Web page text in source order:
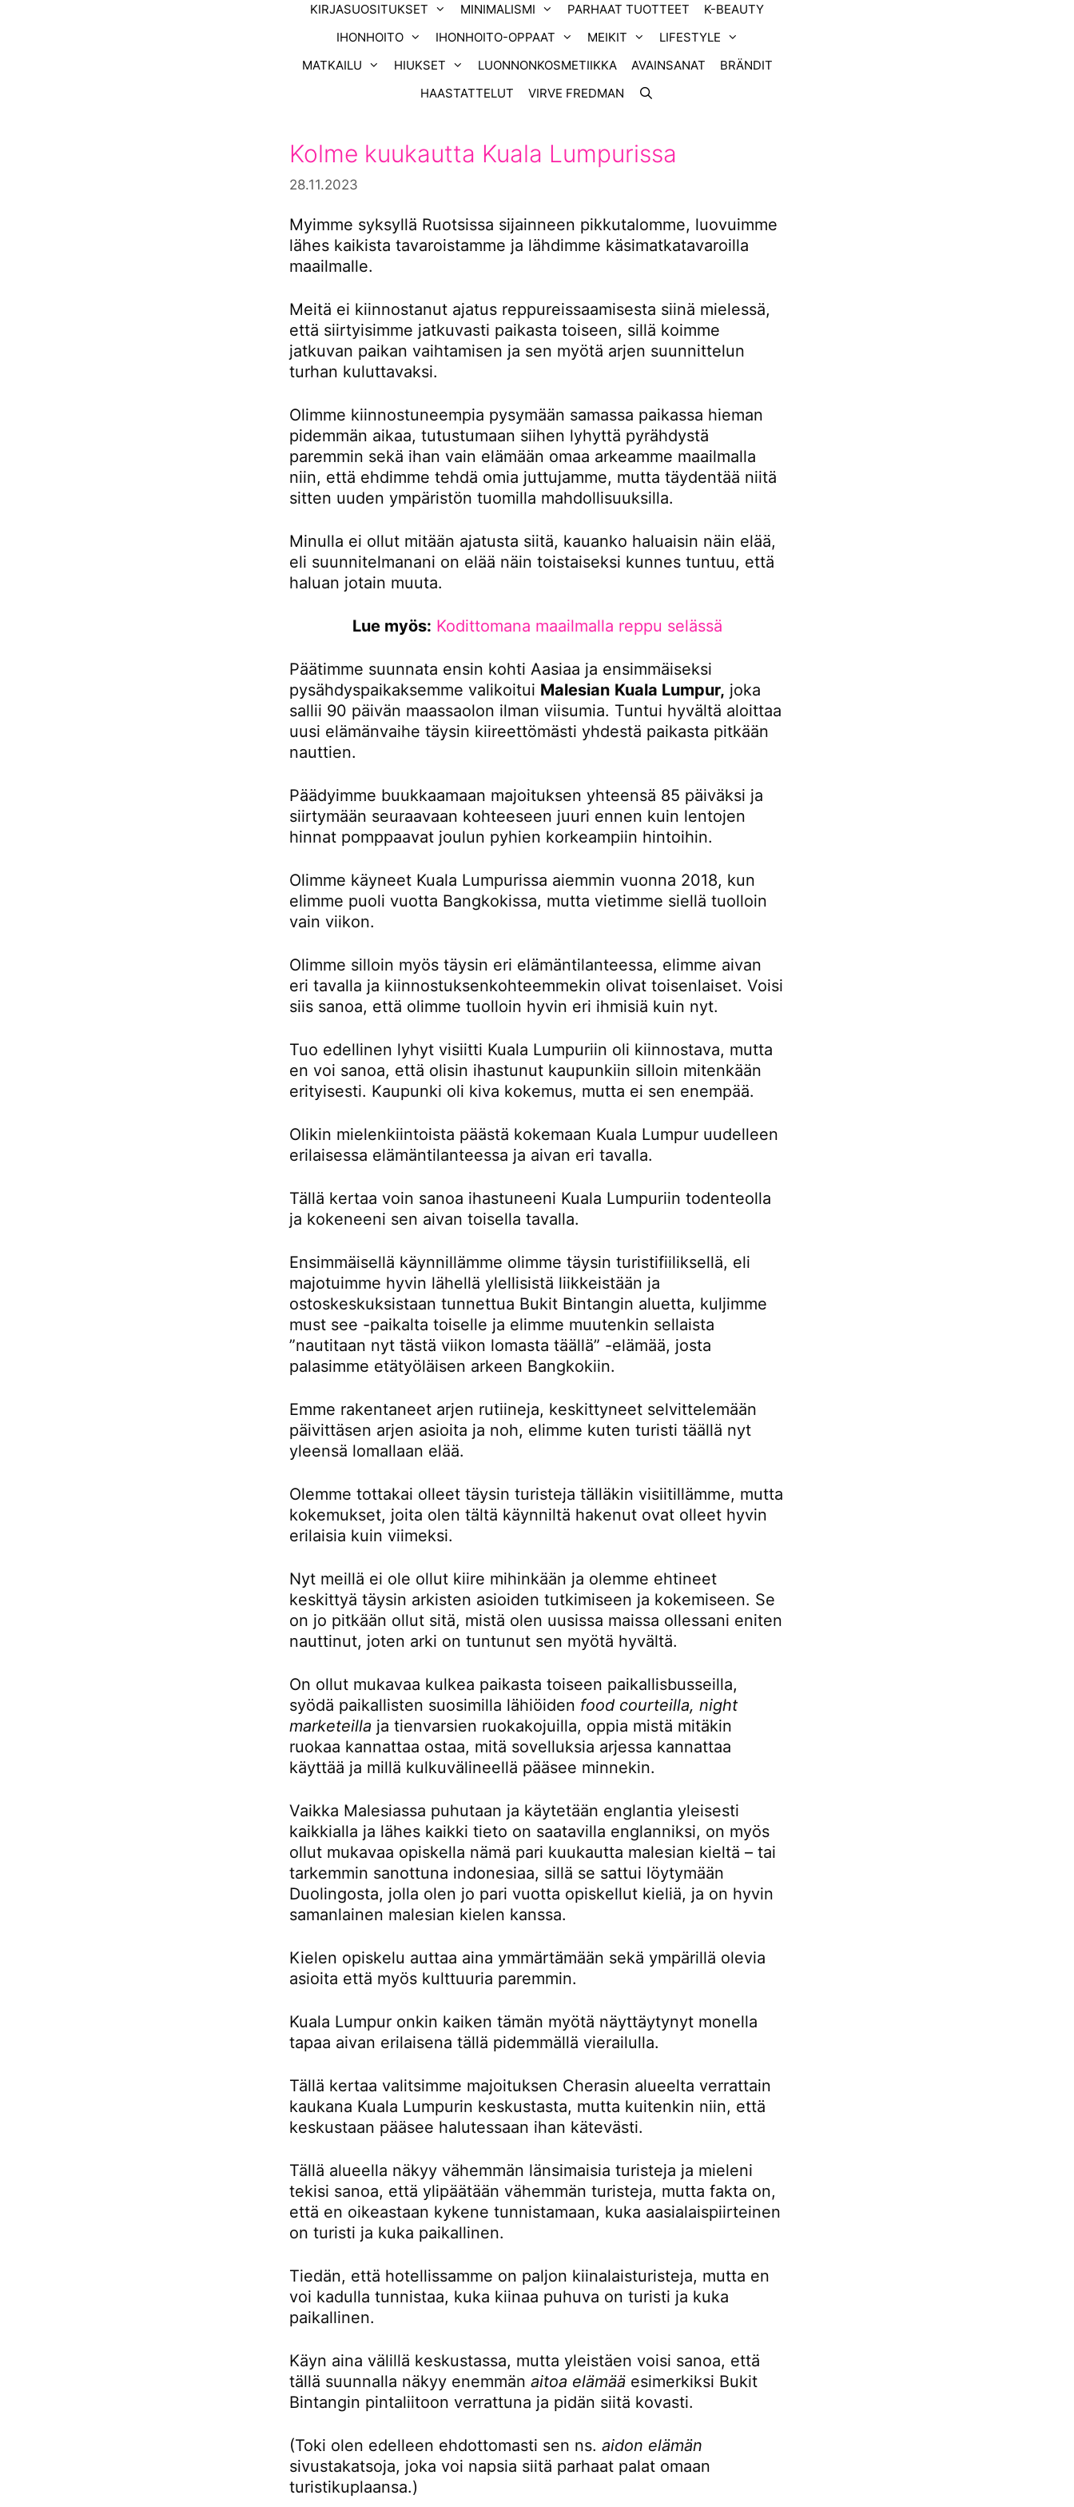
KIRJASUOSITUKSET MINIMALISMI PARHAAT TUOTTEET
K-BEAUTY
IHONHOITO
IHONHOITO-OPPAAT MEIKIT
LIFESTYLE
MATKAILU
HIUKSET LUONNONKOSMETIIKKA AVAINSANAT
BRÄNDIT
HAASTATTELUT
VIRVE FREDMAN
Kolme kuukautta Kuala Lumpurissa
28.11.2023
Myimme syksyllä Ruotsissa sijainneen pikkutalomme, luovuimme
lähes kaikista tavaroistamme ja lähdimme käsimatkatavaroilla
maailmalle.
Meitä ei kiinnostanut ajatus reppureissaamisesta siinä mielessä,
että siirtyisimme jatkuvasti paikasta toiseen, sillä koimme
jatkuvan paikan vaihtamisen ja sen myötä arjen suunnittelun
turhan kuluttavaksi.
Olimme kiinnostuneempia pysymään samassa paikassa hieman
pidemmän aikaa, tutustumaan siihen lyhyttä pyrähdystä
paremmin sekä ihan vain elämään omaa arkeamme maailmalla
niin, että ehdimme tehdä omia juttujamme, mutta täydentää niitä
sitten uuden ympäristön tuomilla mahdollisuuksilla.
Minulla ei ollut mitään ajatusta siitä, kauanko haluaisin näin elää,
eli suunnitelmanani on elää näin toistaiseksi kunnes tuntuu, että
haluan jotain muuta.
Lue myös: Kodittomana maailmalla reppu selässä
Päätimme suunnata ensin kohti Aasiaa ja ensimmäiseksi
pysähdyspaikaksemme valikoitui Malesian Kuala Lumpur, joka
sallii 90 päivän maassaolon ilman viisumia. Tuntui hyvältä aloittaa
uusi elämänvaihe täysin kiireettömästi yhdestä paikasta pitkään
nauttien.
Päädyimme buukkaamaan majoituksen yhteensä 85 päiväksi ja
siirtymään seuraavaan kohteeseen juuri ennen kuin lentojen
hinnat pomppaavat joulun pyhien korkeampiin hintoihin.
Olimme käyneet Kuala Lumpurissa aiemmin vuonna 2018, kun
elimme puoli vuotta Bangkokissa, mutta vietimme siellä tuolloin
vain viikon.
Olimme silloin myös täysin eri elämäntilanteessa, elimme aivan
eri tavalla ja kiinnostuksenkohteemmekin olivat toisenlaiset. Voisi
siis sanoa, että olimme tuolloin hyvin eri ihmisiä kuin nyt.
Tuo edellinen lyhyt visiitti Kuala Lumpuriin oli kiinnostava, mutta
en voi sanoa, että olisin ihastunut kaupunkiin silloin mitenkään
erityisesti. Kaupunki oli kiva kokemus, mutta ei sen enempää.
Olikin mielenkiintoista päästä kokemaan Kuala Lumpur uudelleen
erilaisessa elämäntilanteessa ja aivan eri tavalla.
Tällä kertaa voin sanoa ihastuneeni Kuala Lumpuriin todenteolla
ja kokeneeni sen aivan toisella tavalla.
Ensimmäisellä käynnillämme olimme täysin turistifiiliksellä, eli
majotuimme hyvin lähellä ylellisistä liikkeistään ja
ostoskeskuksistaan tunnettua Bukit Bintangin aluetta, kuljimme
must see -paikalta toiselle ja elimme muutenkin sellaista
”nautitaan nyt tästä viikon lomasta täällä” -elämää, josta
palasimme etätyöläisen arkeen Bangkokiin.
Emme rakentaneet arjen rutiineja, keskittyneet selvittelemään
päivittäsen arjen asioita ja noh, elimme kuten turisti täällä nyt
yleensä lomallaan elää.
Olemme tottakai olleet täysin turisteja tälläkin visiitillämme, mutta
kokemukset, joita olen tältä käynniltä hakenut ovat olleet hyvin
erilaisia kuin viimeksi.
Nyt meillä ei ole ollut kiire mihinkään ja olemme ehtineet
keskittyä täysin arkisten asioiden tutkimiseen ja kokemiseen. Se
on jo pitkään ollut sitä, mistä olen uusissa maissa ollessani eniten
nauttinut, joten arki on tuntunut sen myötä hyvältä.
On ollut mukavaa kulkea paikasta toiseen paikallisbusseilla,
syödä paikallisten suosimilla lähiöiden food courteilla, night
marketeilla ja tienvarsien ruokakojuilla, oppia mistä mitäkin
ruokaa kannattaa ostaa, mitä sovelluksia arjessa kannattaa
käyttää ja millä kulkuvälineellä pääsee minnekin.
Vaikka Malesiassa puhutaan ja käytetään englantia yleisesti
kaikkialla ja lähes kaikki tieto on saatavilla englanniksi, on myös
ollut mukavaa opiskella nämä pari kuukautta malesian kieltä – tai
tarkemmin sanottuna indonesiaa, sillä se sattui löytymään
Duolingosta, jolla olen jo pari vuotta opiskellut kieliä, ja on hyvin
samanlainen malesian kielen kanssa.
Kielen opiskelu auttaa aina ymmärtämään sekä ympärillä olevia
asioita että myös kulttuuria paremmin.
Kuala Lumpur onkin kaiken tämän myötä näyttäytynyt monella
tapaa aivan erilaisena tällä pidemmällä vierailulla.
Tällä kertaa valitsimme majoituksen Cherasin alueelta verrattain
kaukana Kuala Lumpurin keskustasta, mutta kuitenkin niin, että
keskustaan pääsee halutessaan ihan kätevästi.
Tällä alueella näkyy vähemmän länsimaisia turisteja ja mieleni
tekisi sanoa, että ylipäätään vähemmän turisteja, mutta fakta on,
että en oikeastaan kykene tunnistamaan, kuka aasialaispiirteinen
on turisti ja kuka paikallinen.
Tiedän, että hotellissamme on paljon kiinalaisturisteja, mutta en
voi kadulla tunnistaa, kuka kiinaa puhuva on turisti ja kuka
paikallinen.
Käyn aina välillä keskustassa, mutta yleistäen voisi sanoa, että
tällä suunnalla näkyy enemmän aitoa elämää esimerkiksi Bukit
Bintangin pintaliitoon verrattuna ja pidän siitä kovasti.
(Toki olen edelleen ehdottomasti sen ns. aidon elämän
sivustakatsoja, joka voi napsia siitä parhaat palat omaan
turistikuplaansa.)